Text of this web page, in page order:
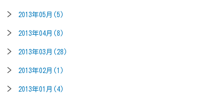
2013年05月(5)
2013年04月(8)
2013年03月(28)
2013年02月(1)
2013年01月(4)